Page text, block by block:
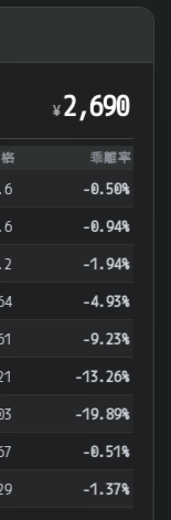
¥2,690
乖離率
-0.50%
-0.94%
-1.94%
-4.93%
-9.23%
-13.26%
-19.89%
-0.51%
-1.37%